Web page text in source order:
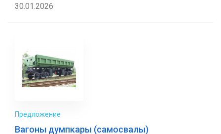
30.01.2026
Предложение
Вагоны думпкары (самосвалы)